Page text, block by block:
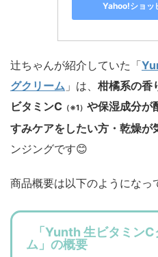
Yahoo!ショッ
辻ちゃんが紹介していた「
グクリーム 」は、 柑橘系の香
ビタミンC （※1） や保湿成分が
すみケアをしたい方・乾燥が
ンジングです😊
商品概要は以下のようになっ
「Yunth 生ビタミン
ム」の概要